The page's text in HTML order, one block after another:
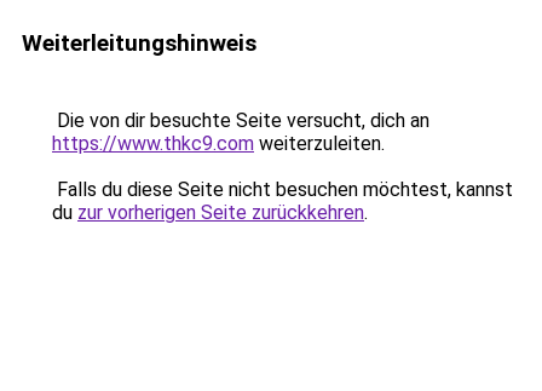
Weiterleitungshinweis
Die von dir besuchte Seite versucht, dich an
https://www.thkc9.com weiterzuleiten.
Falls du diese Seite nicht besuchen möchtest, kannst
du zur vorherigen Seite zurückkehren.